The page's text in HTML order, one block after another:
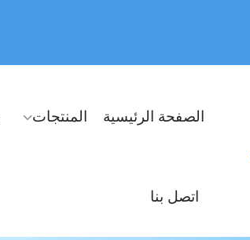
الصفحة الرئيسية المنتجات
اتصل بنا